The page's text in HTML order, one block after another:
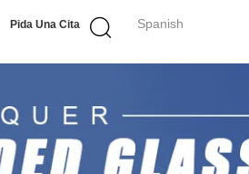
Spanish
Pida Una Cita